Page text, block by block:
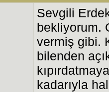
Sevgili
bekliyorum.
vermiş gibi.
bilenden
kadarıyla